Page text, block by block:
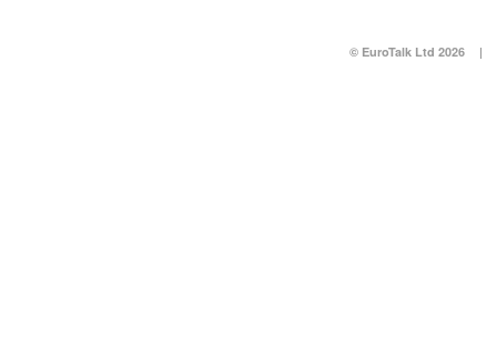
© EuroTalk Ltd 2026 |